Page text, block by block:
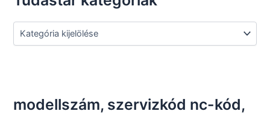
T
rmodellszám, szervizkód nc-kód,